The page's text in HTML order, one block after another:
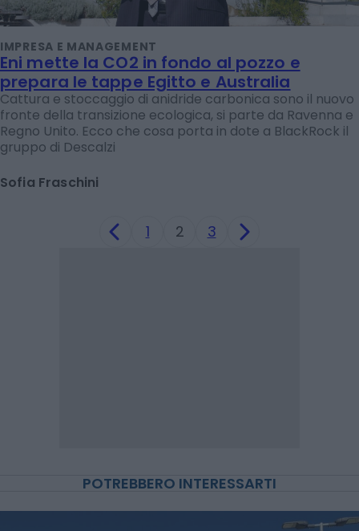
IMPRESA E MANAGEMENT
Eni mette la CO2 in fondo al pozzo e
prepara le tappe Egitto e Australia
Cattura e stoccaggio di anidride carbonica sono il nuovo
fronte della transizione ecologica, si parte da Ravenna e
Regno Unito. Ecco che cosa porta in dote a BlackRock il
gruppo di Descalzi
Sofia Fraschini
1 2 3
POTREBBERO INTERESSARTI